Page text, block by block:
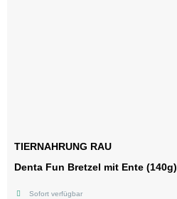
TIERNAHRUNG RAU
Denta Fun Bretzel mit Ente (140g)
Sofort verfügbar